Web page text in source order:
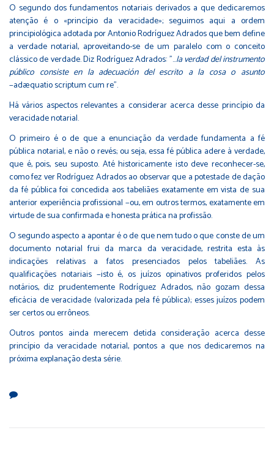
O segundo dos fundamentos notariais derivados a que dedicaremos
atenção é o «princípio da veracidade»; seguimos aqui a ordem
principiológica adotada por Antonio Rodríguez Adrados que bem define
a verdade notarial, aproveitando-se de um paralelo com o conceito
clássico de verdade. Diz Rodríguez Adrados: "…la verdad del instrumento
público consiste en la adecuación del escrito a la cosa o asunto
−adæquatio scriptum cum re".
Há vários aspectos relevantes a considerar acerca desse princípio da
veracidade notarial.
O primeiro é o de que a enunciação da verdade fundamenta a fé
pública notarial, e não o revés; ou seja, essa fé pública adere à verdade,
que é, pois, seu suposto. Até historicamente isto deve reconhecer-se,
como fez ver Rodríguez Adrados ao observar que a potestade de dação
da fé pública foi concedida aos tabeliães exatamente em vista de sua
anterior experiência profissional −ou, em outros termos, exatamente em
virtude de sua confirmada e honesta prática na profissão.
O segundo aspecto a apontar é o de que nem tudo o que conste de um
documento notarial frui da marca da veracidade, restrita esta às
indicações relativas a fatos presenciados pelos tabeliães. As
qualificações notariais −isto é, os juízos opinativos proferidos pelos
notários, diz prudentemente Rodríguez Adrados, não gozam dessa
eficácia de veracidade (valorizada pela fé pública); esses juízos podem
ser certos ou errôneos.
Outros pontos ainda merecem detida consideração acerca desse
princípio da veracidade notarial, pontos a que nos dedicaremos na
próxima explanação desta série.